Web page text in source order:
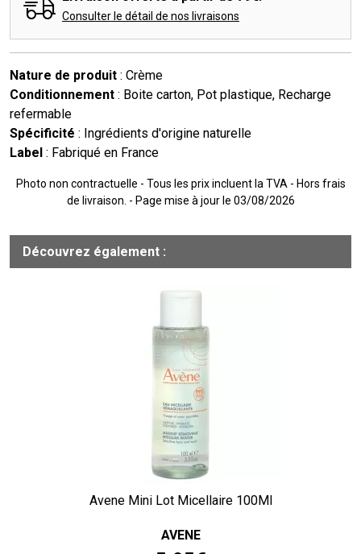
Consulter le détail de nos livraisons
Nature de produit : Crème
Conditionnement : Boite carton, Pot plastique, Recharge
refermable
Spécificité : Ingrédients d'origine naturelle
Label : Fabriqué en France
Photo non contractuelle - Tous les prix incluent la TVA - Hors frais
de livraison. - Page mise à jour le 03/08/2026
Découvrez également :
Avene Mini Lot Micellaire 100Ml
AVENE